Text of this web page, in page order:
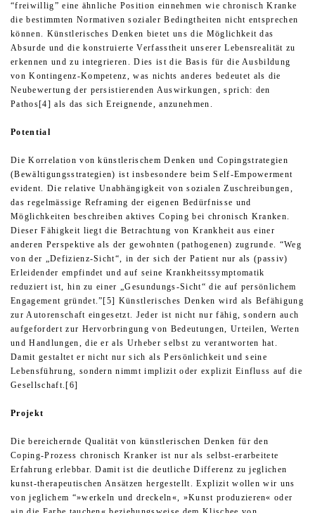
“freiwillig” eine ähnliche Position einnehmen wie chronisch Kranke
die bestimmten Normativen sozialer Bedingtheiten nicht entsprechen
können. Künstlerisches Denken bietet uns die Möglichkeit das
Absurde und die konstruierte Verfasstheit unserer Lebensrealität zu
erkennen und zu integrieren. Dies ist die Basis für die Ausbildung
von Kontingenz-Kompetenz, was nichts anderes bedeutet als die
Neubewertung der persistierenden Auswirkungen, sprich: den
Pathos[4] als das sich Ereignende, anzunehmen.
Potential
Die Korrelation von künstlerischem Denken und Copingstrategien
(Bewältigungsstrategien) ist insbesondere beim Self-Empowerment
evident. Die relative Unabhängigkeit von sozialen Zuschreibungen,
das regelmässige Reframing der eigenen Bedürfnisse und
Möglichkeiten beschreiben aktives Coping bei chronisch Kranken.
Dieser Fähigkeit liegt die Betrachtung von Krankheit aus einer
anderen Perspektive als der gewohnten (pathogenen) zugrunde. “Weg
von der „Defizienz-Sicht“, in der sich der Patient nur als (passiv)
Erleidender empfindet und auf seine Krankheitssymptomatik
reduziert ist, hin zu einer „Gesundungs-Sicht“ die auf persönlichem
Engagement gründet.”[5] Künstlerisches Denken wird als Befähigung
zur Autorenschaft eingesetzt. Jeder ist nicht nur fähig, sondern auch
aufgefordert zur Hervorbringung von Bedeutungen, Urteilen, Werten
und Handlungen, die er als Urheber selbst zu verantworten hat.
Damit gestaltet er nicht nur sich als Persönlichkeit und seine
Lebensführung, sondern nimmt implizit oder explizit Einfluss auf die
Gesellschaft.[6]
Projekt
Die bereichernde Qualität von künstlerischen Denken für den
Coping-Prozess chronisch Kranker ist nur als selbst-erarbeitete
Erfahrung erlebbar. Damit ist die deutliche Differenz zu jeglichen
kunst-therapeutischen Ansätzen hergestellt. Explizit wollen wir uns
von jeglichem “»werkeln und dreckeln«, »Kunst produzieren« oder